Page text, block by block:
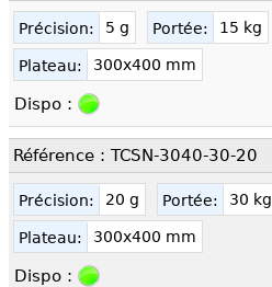
Précision: 5 g Portée: 15 kg
Plateau: 300x400 mm
Dispo :
Référence : TCSN-3040-30-20
Précision: 20 g Portée: 30 kg
Plateau: 300x400 mm
Dispo :